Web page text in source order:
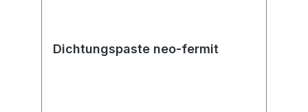
Dichtungspaste neo-fermit